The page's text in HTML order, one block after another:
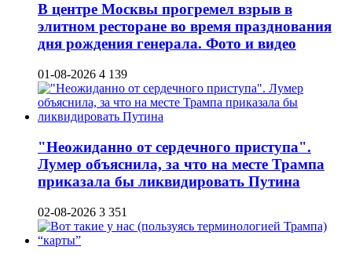
В центре Москвы прогремел взрыв в
элитном ресторане во время празднования
дня рождения генерала. Фото и видео
01-08-2026 4 139
"Неожиданно от сердечного приступа".
Лумер объяснила, за что на месте Трампа
приказала бы ликвидировать Путина
02-08-2026 3 351